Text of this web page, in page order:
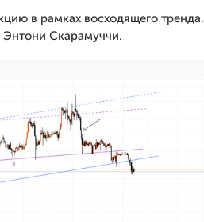
в рамках восходящего тренда.
Энтони Скарамуччи.